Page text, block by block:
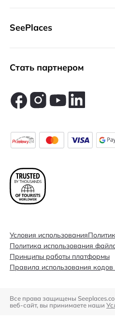
SeePlaces
Стать партнером
Условия использования
Политика использования
Принципы работы платформы
Правила использования кодов
Все права защищены
веб-сайт, вы принимаете наши